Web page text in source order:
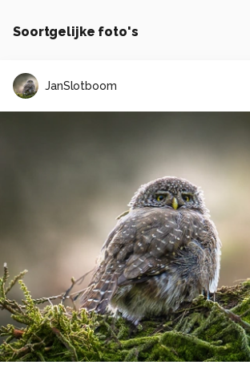
Soortgelijke foto's
JanSlotboom